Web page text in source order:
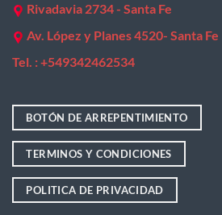
Rivadavia 2734 - Santa Fe
Av. López y Planes 4520- Santa Fe
Tel. : +549342462534
BOTÓN DE ARREPENTIMIENTO
TERMINOS Y CONDICIONES
POLITICA DE PRIVACIDAD